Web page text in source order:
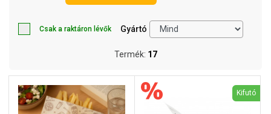
Csak a raktáron lévők Gyártó
Termék: 17
Kifutó